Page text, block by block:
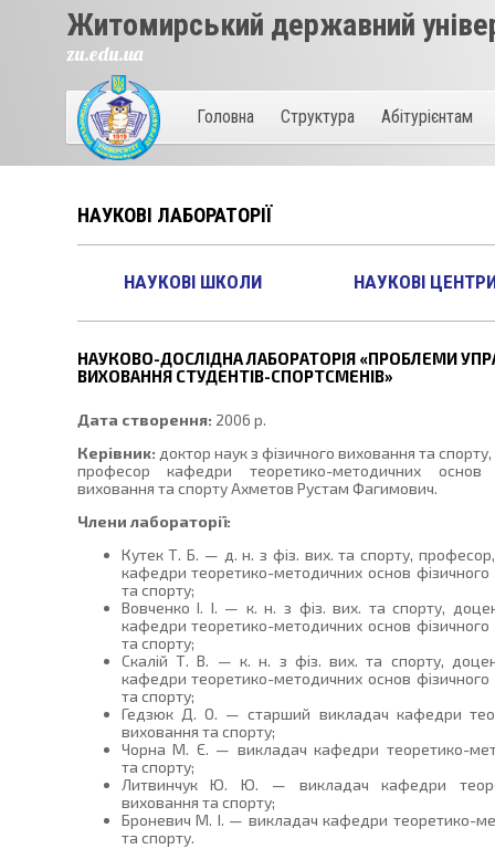
Житомирський державний
zu.edu.ua
Головна Структура Абітурієнтам
НАУКОВІ ЛАБОРАТОРІЇ
НАУКОВІ ШКОЛИ НАУКОВІ
НАУКОВО-ДОСЛІДНА ЛАБОРАТОРІЯ «ПРОБЛЕМИ
ВИХОВАННЯ СТУДЕНТІВ-СПОРТСМЕНІВ»
Дата створення: 2006 р.
Керівник: доктор наук з фізичного виховання та
професор кафедри теоретико-методичних основ
виховання та спорту Ахметов Рустам Фагимович.
Члени лабораторії:
Кутек Т. Б. — д. н. з фіз. вих. та спорту, професор,
кафедри теоретико-методичних основ фізичного
та спорту;
Вовченко І. І. — к. н. з фіз. вих. та спорту,
кафедри теоретико-методичних основ фізичного
та спорту;
Скалій Т. В. — к. н. з фіз. вих. та спорту,
кафедри теоретико-методичних основ фізичного
та спорту;
Гедзюк Д. О. — старший викладач кафедри
виховання та спорту;
Чорна М. Є. — викладач кафедри теоретико-
та спорту;
Литвинчук Ю. Ю. — викладач кафедри
виховання та спорту;
Броневич М. І. — викладач кафедри теоретико-
та спорту.